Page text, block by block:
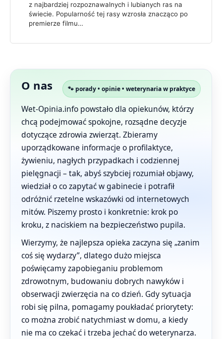
z najbardziej rozpoznawalnych i lubianych ras na
świecie. Popularność tej rasy wzrosła znacząco po
premierze filmu…
O nas 🐾 porady • opinie • weterynaria w praktyce
Wet-Opinia.info powstało dla opiekunów, którzy
chcą podejmować spokojne, rozsądne decyzje
dotyczące zdrowia zwierząt. Zbieramy
uporządkowane informacje o profilaktyce,
żywieniu, nagłych przypadkach i codziennej
pielęgnacji – tak, abyś szybciej rozumiał objawy,
wiedział o co zapytać w gabinecie i potrafił
odróżnić rzetelne wskazówki od internetowych
mitów. Piszemy prosto i konkretnie: krok po
kroku, z naciskiem na bezpieczeństwo pupila.
Wierzymy, że najlepsza opieka zaczyna się „zanim
coś się wydarzy”, dlatego dużo miejsca
poświęcamy zapobieganiu problemom
zdrowotnym, budowaniu dobrych nawyków i
obserwacji zwierzęcia na co dzień. Gdy sytuacja
robi się pilna, pomagamy poukładać priorytety:
co można zrobić natychmiast w domu, a kiedy
nie ma co czekać i trzeba jechać do weterynarza.